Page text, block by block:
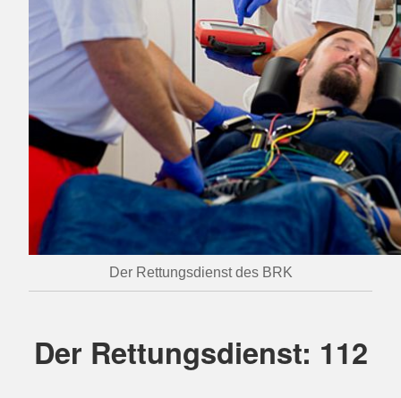
Der Rettungsdienst des BRK
Der Rettungsdienst: 112